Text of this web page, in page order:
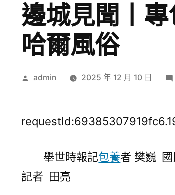
邊城見聞丨
哈爾風俗
作
admin 2025 年 12 月 10 日
舉世時報記包養者 樊巍
記者 田亮